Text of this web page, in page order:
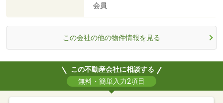
会員
この会社の他の物件情報を見る
この不動産会社に相談する
無料・簡単入力2項目